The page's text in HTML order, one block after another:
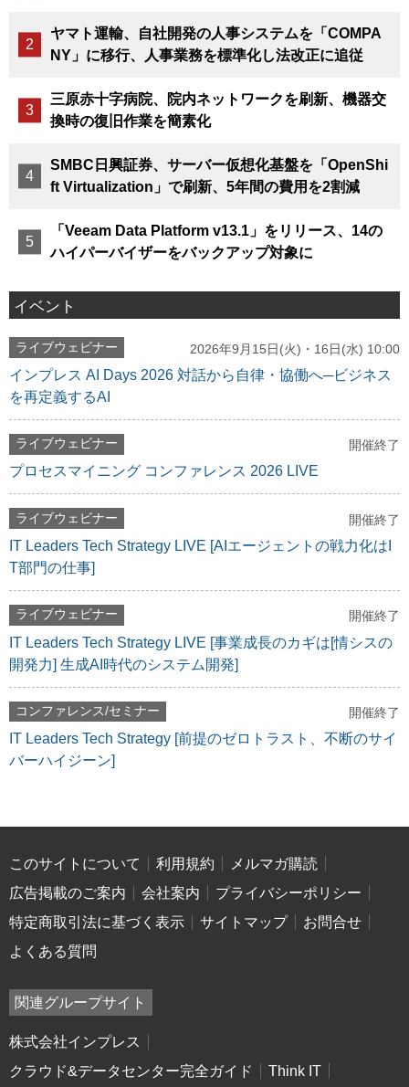
ヤマト運輸、自社開発の人事システムを「COMPA
NY」に移行、人事業務を標準化し法改正に追従
三原赤十字病院、院内ネットワークを刷新、機器交
換時の復旧作業を簡素化
SMBC日興証券、サーバー仮想化基盤を「OpenShi
ft Virtualization」で刷新、5年間の費用を2割減
「Veeam Data Platform v13.1」をリリース、14の
ハイパーバイザーをバックアップ対象に
イベント
ライブウェビナー 2026年9月15日(火)・16日(水) 10:00
インプレス AI Days 2026 対話から自律・協働へ─ビジネス
を再定義するAI
ライブウェビナー 開催終了
プロセスマイニング コンファレンス 2026 LIVE
ライブウェビナー 開催終了
IT Leaders Tech Strategy LIVE [AIエージェントの戦力化はI
T部門の仕事]
ライブウェビナー 開催終了
IT Leaders Tech Strategy LIVE [事業成長のカギは[情シスの
開発力] 生成AI時代のシステム開発]
コンファレンス/セミナー 開催終了
IT Leaders Tech Strategy [前提のゼロトラスト、不断のサイ
バーハイジーン]
このサイトについて 利用規約
メルマガ購読
広告掲載のご案内
会社案内
プライバシーポリシー
特定商取引法に基づく表示
サイトマップ
お問合せ
よくある質問
関連グループサイト
株式会社インプレス
クラウド&データセンター完全ガイド
Think IT